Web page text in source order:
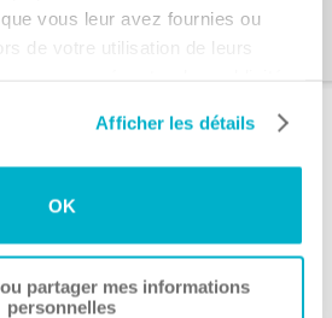
vous leur avez fournies ou
de votre utilisation de leurs
à tout moment en cliquant
cookies ». Veuillez consulter notre
d'informations.
Afficher les détails
OK
partager mes informations
personnelles
pour hommes discret et